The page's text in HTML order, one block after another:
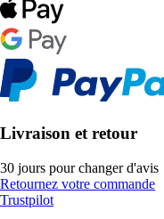
Livraison et retour
30 jours pour changer d'avis
Retournez votre commande
Trustpilot